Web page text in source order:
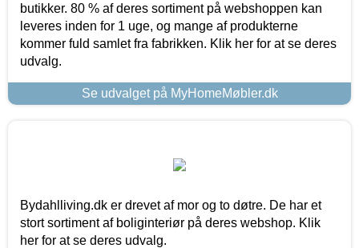
butikker. 80 % af deres sortiment på webshoppen kan
leveres inden for 1 uge, og mange af produkterne
kommer fuld samlet fra fabrikken. Klik her for at se deres
udvalg.
Se udvalget på MyHomeMøbler.dk
Bydahlliving.dk er drevet af mor og to døtre. De har et
stort sortiment af boliginteriør på deres webshop. Klik
her for at se deres udvalg.